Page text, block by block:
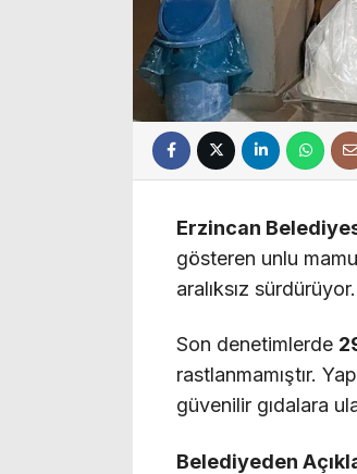
Erzincan
gösteren unlu
aralıksız sürdürüyor.
Son denetimlerde
rastlanmamıştır.
güvenilir gıdalara
Belediyeden